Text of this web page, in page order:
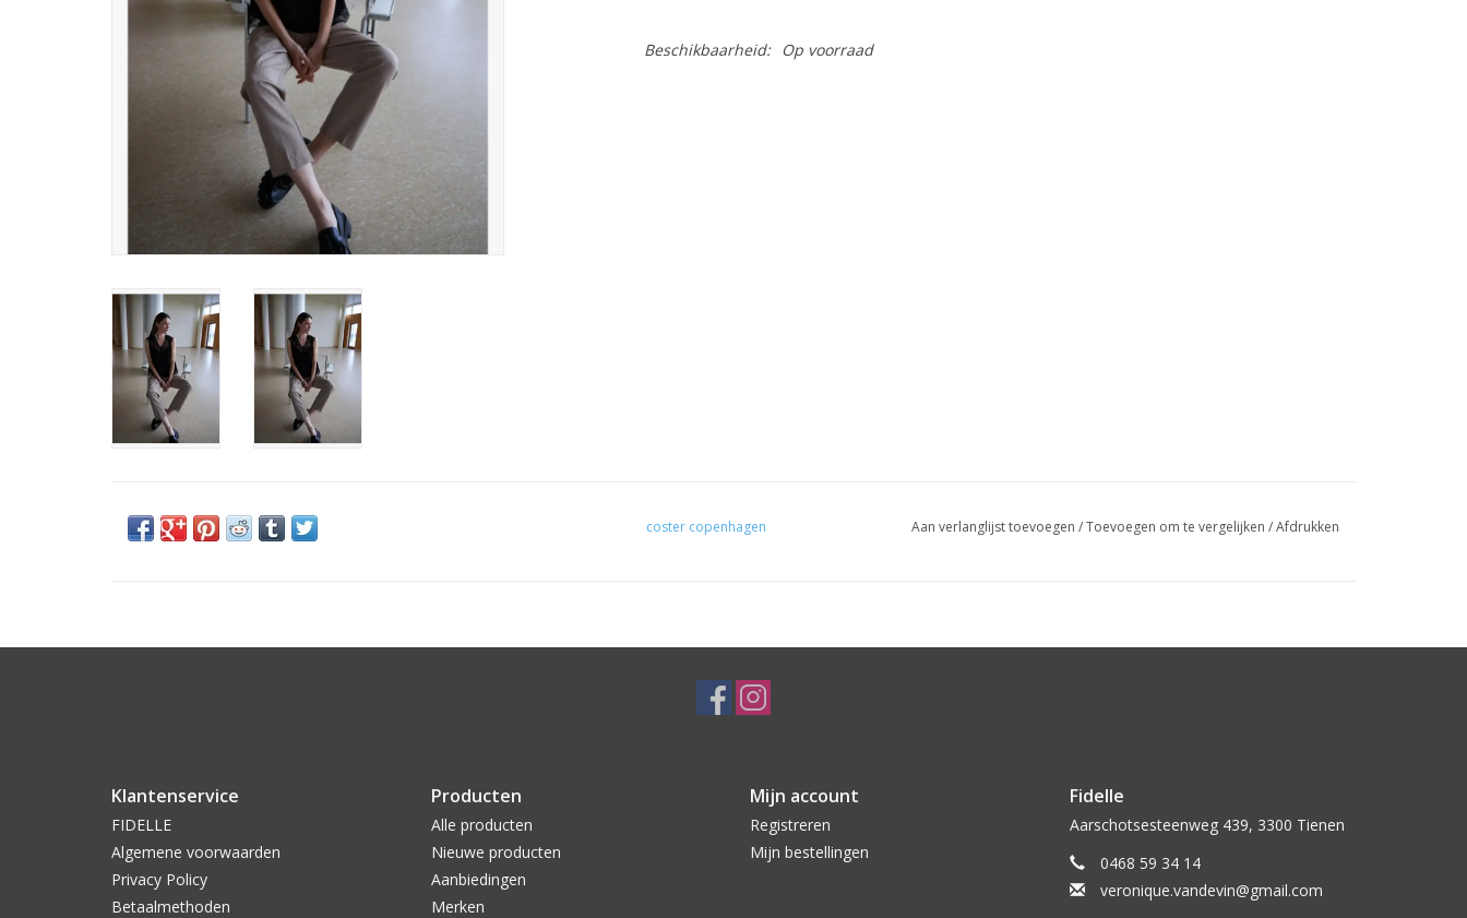
Beschikbaarheid: Op voorraad
coster copenhagen Aan verlanglijst toevoegen /Toevoegen om te vergelijken /Afdrukken
Klantenservice
FIDELLE
Algemene voorwaarden
Privacy Policy
Betaalmethoden
Producten
Alle producten
Nieuwe producten
Aanbiedingen
Merken
Mijn account
Registreren
Mijn bestellingen
Fidelle
Aarschotsesteenweg 439, 3300 Tienen
0468 59 34 14
veronique.vandevin@gmail.com